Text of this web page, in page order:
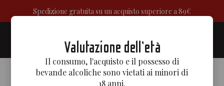
Spedizione gratuita su un acquisto superiore a 89€
Valutazione dell'età
Il consumo, l'acquisto e il possesso di
bevande alcoliche sono vietati ai minori di
18 anni.